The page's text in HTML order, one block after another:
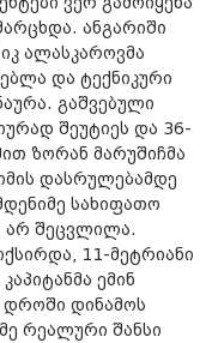
ვერ გამოიყენა
ანგარიში
ალასკაროვმა
და ტექნიკური
გაშვებული
შეუტიეს და 36-
ზორან მარუშიჩმა
დასრულებამდე
სახიფათო
არ შეცვლილა.
11-მეტრ​იანი
ემინ
დინამოს
რეალური შანსი